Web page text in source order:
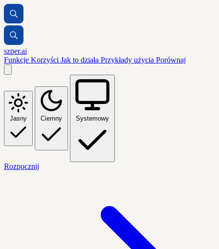
szper.ai
Funkcje Korzyści Jak to działa Przykłady użycia Porównaj
Jasny Ciemny Systemowy
Rozpocznij